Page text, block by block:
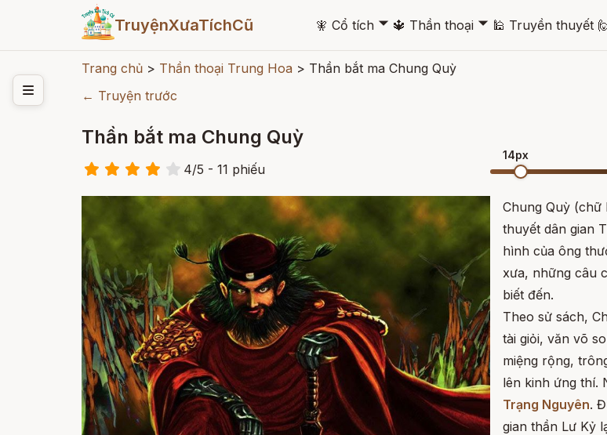
TruyệnXưaTíchCũ 🧚 Cổ tích 🞃 🔱 Thần thoại 🞃 🕌 Truyền thuyết 🙋
Trang chủ > Thần thoại Trung Hoa > Thần bắt ma Chung Quỳ
← Truyện trước
Thần bắt ma Chung Quỳ
4/5 - 11 phiếu
14px
Chung Quỳ (chữ
thuyết dân gian
hình của ông
xưa, những câu
biết đến.
Theo sử sách,
tài giỏi, văn võ
miệng rộng,
lên kinh ứng thí.
Trạng Nguyên.
gian thần Lư Kỷ